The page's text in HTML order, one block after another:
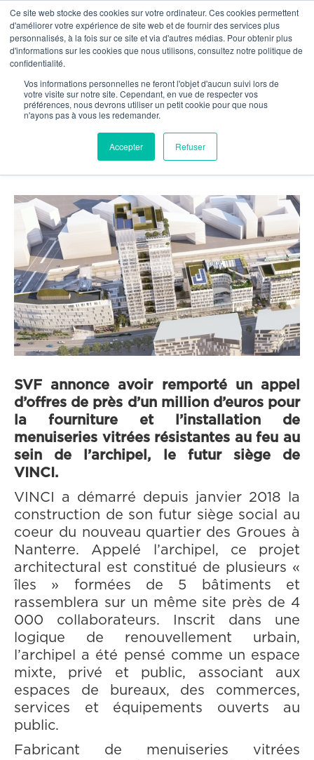
Ce site web stocke des cookies sur votre ordinateur. Ces cookies permettent
d'améliorer votre expérience de site web et de fournir des services plus
personnalisés, à la fois sur ce site et via d'autres médias. Pour obtenir plus
d'informations sur les cookies que nous utilisons, consultez notre politique de
confidentialité.
Vos informations personnelles ne feront l'objet d'aucun suivi lors de
votre visite sur notre site. Cependant, en vue de respecter vos
préférences, nous devrons utiliser un petit cookie pour que nous
n'ayons pas à vous les redemander.
Accepter Refuser
OUR NETWORK
  Presse
Schaeffersheim, le 4.6.2019
SVF remporte une commande de près d’un
million d’euros pour le futur siège de VINCI
SVF annonce avoir remporté un appel
d’offres de près d’un million d’euros pour
la fourniture et l’installation de
menuiseries vitrées résistantes au feu au
sein de l’archipel, le futur siège de
VINCI.
VINCI a démarré depuis janvier 2018 la
construction de son futur siège social au
coeur du nouveau quartier des Groues à
Nanterre. Appelé l’archipel, ce projet
architectural est constitué de plusieurs «
îles » formées de 5 bâtiments et
rassemblera sur un même site près de 4
000 collaborateurs. Inscrit dans une
logique de renouvellement urbain,
l’archipel a été pensé comme un espace
mixte, privé et public, associant aux
espaces de bureaux, des commerces,
services et équipements ouverts au
public.
Fabricant de menuiseries vitrées